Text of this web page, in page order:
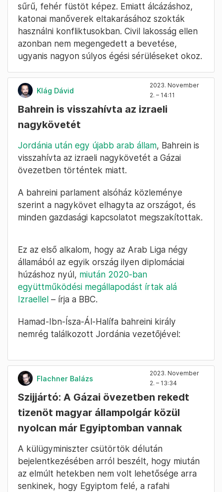
sűrű, fehér füstöt képez. Emiatt álcázáshoz,
katonai manőverek eltakarásához szokták
használni konfliktusokban. Civil lakosság ellen
azonban nem megengedett a bevetése,
ugyanis nagyon súlyos égési sérüléseket okoz.
Klág Dávid
2023. November
2. – 14:11
Bahrein is visszahívta az izraeli
nagykövetét
Jordánia után egy újabb arab állam, Bahrein is
visszahívta az izraeli nagykövetét a Gázai
övezetben történtek miatt.
A bahreini parlament alsóház közleménye
szerint a nagykövet elhagyta az országot, és
minden gazdasági kapcsolatot megszakítottak.
Ez az első alkalom, hogy az Arab Liga négy
államából az egyik ország ilyen diplomáciai
húzáshoz nyúl, miután 2020-ban
együttműködési megállapodást írtak alá
Izraellel – írja a BBC.
Hamad-Ibn-Ísza-Ál-Halífa bahreini király
nemrég találkozott Jordánia vezetőjével:
Flachner Balázs
2023. November
2. – 13:34
Szijjártó: A Gázai övezetben rekedt
tizenöt magyar állampolgár közül
nyolcan már Egyiptomban vannak
A külügyminiszter csütörtök délután
bejelentkezésében arról beszélt, hogy miután
az elmúlt hetekben nem volt lehetősége arra
senkinek, hogy Egyiptom felé, a rafahi